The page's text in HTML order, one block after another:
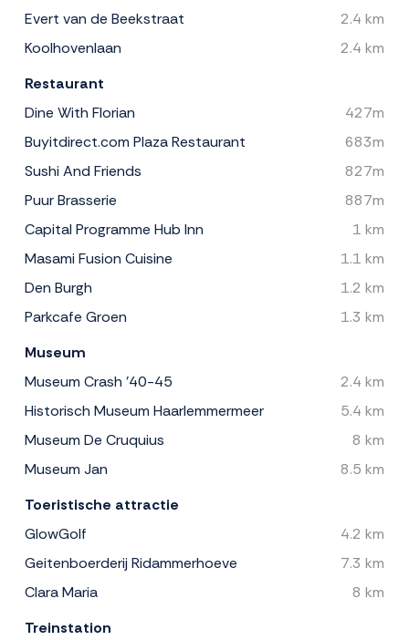
Evert van de Beekstraat
2.4 km
Koolhovenlaan
2.4 km
Restaurant
Dine With Florian
427m
Buyitdirect.com Plaza Restaurant
683m
Sushi And Friends
827m
Puur Brasserie
887m
Capital Programme Hub Inn
1 km
Masami Fusion Cuisine
1.1 km
Den Burgh
1.2 km
Parkcafe Groen
1.3 km
Museum
Museum Crash '40-45
2.4 km
Historisch Museum Haarlemmermeer
5.4 km
Museum De Cruquius
8 km
Museum Jan
8.5 km
Toeristische attractie
GlowGolf
4.2 km
Geitenboerderij Ridammerhoeve
7.3 km
Clara Maria
8 km
Treinstation